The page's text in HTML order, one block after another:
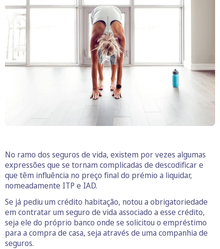
No ramo dos seguros de vida, existem por vezes algumas
expressões que se tornam complicadas de descodificar e
que têm influência no preço final do prémio a liquidar,
nomeadamente ITP e IAD.
Se já pediu um crédito habitação, notou a obrigatoriedade
em contratar um seguro de vida associado a esse crédito,
seja ele do próprio banco onde se solicitou o empréstimo
para a compra de casa, seja através de uma companhia de
seguros.